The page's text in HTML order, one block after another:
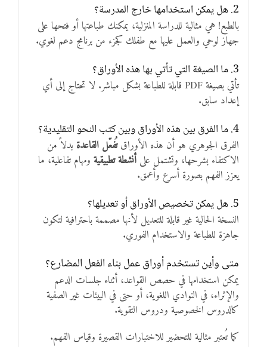
2. هل يمكن استخدامها خارج المدرسة؟
بالطبع! هي مثالية للدراسة المنزلية، يمكنك طباعتها أو فتحها على
جهاز لوحي والعمل عليها مع طفلك كجزء من برنامج دعم لغوي.
3. ما الصيغة التي تأتي بها هذه الأوراق؟
تأتي بصيغة PDF قابلة للطباعة بشكل مباشر. لا تحتاج إلى أي
إعداد سابق.
4. ما الفرق بين هذه الأوراق وبين كتب النحو التقليدية؟
الفرق الجوهري هو أن هذه الأوراقتُفعّل القاعدة بدلاً من
الاكتفاء بشرحها، وتشتمل علىأنشطة تطبيقيةومهام تفاعلية، ما
يعزز الفهم بصورة أسرع وأعمق.
5. هل يمكن تخصيص الأوراق أو تعديلها؟
النسخة الحالية غير قابلة للتعديل لأنها مصممة باحترافية لتكون
جاهزة للطباعة والاستخدام الفوري.
متى وأين تستخدم أوراق عمل بناء الفعل المضارع؟
يمكن استخدامها في حصص القواعد، أثناء جلسات الدعم
والإثراء، في النوادي اللغوية، أو حتى في البيئات غير الصفية
كالدروس الخصوصية ودروس التقوية.
كما تُعتبر مثالية للتحضير للاختبارات القصيرة وقياس الفهم.